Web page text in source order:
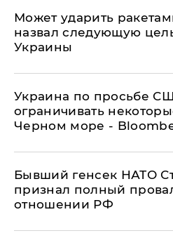
Может ударить
назвал следующую
Украины
Украина по просьбе
ограничивать
Черном море -
Бывший генсек НАТО
признал полный
отношении РФ